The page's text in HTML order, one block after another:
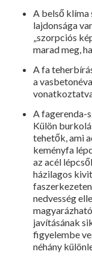
A belső
lajdonsága
„szorpciós
marad meg,
A fa
a
A fagerenda-
Külön
tehetők, ami
keményfa
az acél
házilagos
nedves­ség
javításának
figyelembe
néhány